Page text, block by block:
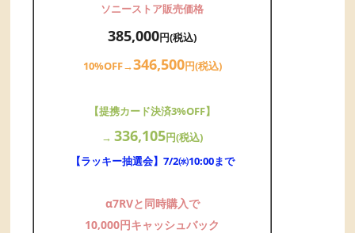
ソニーストア販売価格
385,000円(税込)
10%OFF→346,500円(税込)
【提携カード決済3%OFF】
→336,105円(税込)
【ラッキー抽選会】7/2㈬10:00まで
α7RVと同時購入で
10,000円キャッシュバック